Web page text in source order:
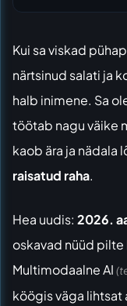
Kui sa viskad
närtsinud salati ja
halb inimene. Sa
töötab nagu väike
kaob ära ja nädala
raisatud raha.
Hea uudis: 2026.
oskavad nüüd
Multimodaalne AI
köögis väga